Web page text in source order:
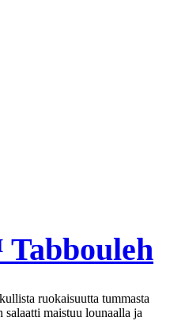
ruokaisuutta tummasta
maistuu lounaalla ja